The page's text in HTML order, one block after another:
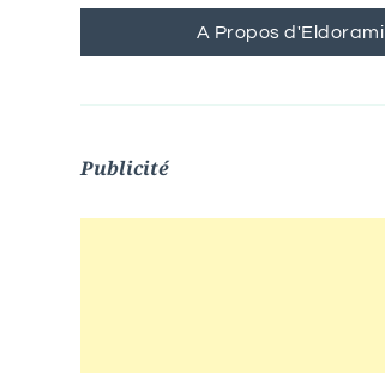
A Propos d'Eldorami
Publicité